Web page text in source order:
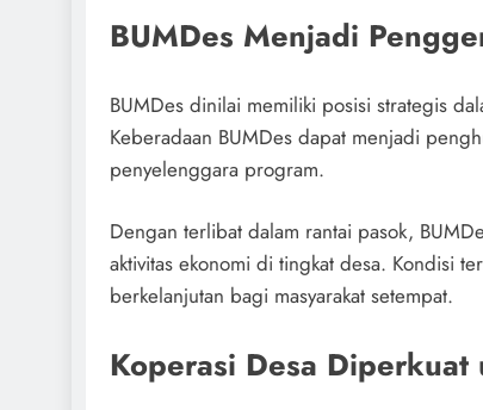
BUMDes Menjadi
BUMDes dinilai memiliki posisi strategis
Keberadaan BUMDes dapat menjadi
penyelenggara program.
Dengan terlibat dalam rantai pasok,
aktivitas ekonomi di tingkat desa. Kondisi
berkelanjutan bagi masyarakat setempat.
Koperasi Desa